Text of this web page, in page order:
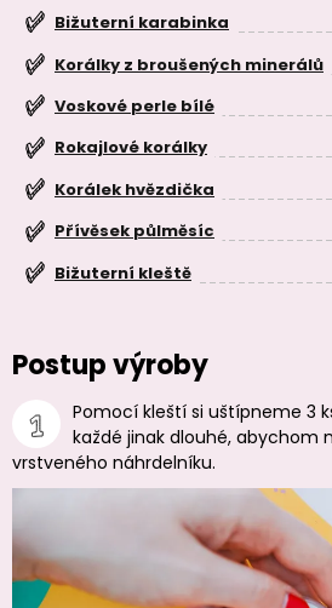
Bižuterní karabinka
Korálky z broušených minerálů
Voskové perle bílé
Rokajlové korálky
Korálek hvězdička
Přívěsek půlměsíc
Bižuterní kleště
Postup výroby
Pomocí kleští si uštípneme 3
každé jinak dlouhé, abychom
vrstveného náhrdelníku.